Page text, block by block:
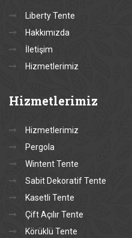
Liberty Tente
Hakkımızda
İletişim
Hizmetlerimiz
Hizmetlerimiz
Hizmetlerimiz
Pergola
Wintent Tente
Sabit Dekoratif Tente
Kasetli Tente
Çift Açılır Tente
Körüklü Tente